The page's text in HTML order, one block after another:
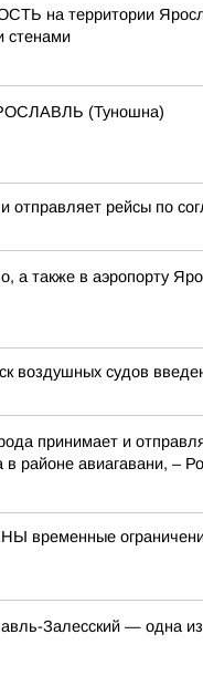
территории
стенами
(Туношна)
отправляет рейсы по
а также в аэропорту
воздушных судов
принимает и
в районе авиагавани, –
ограничения
Залесский — одна